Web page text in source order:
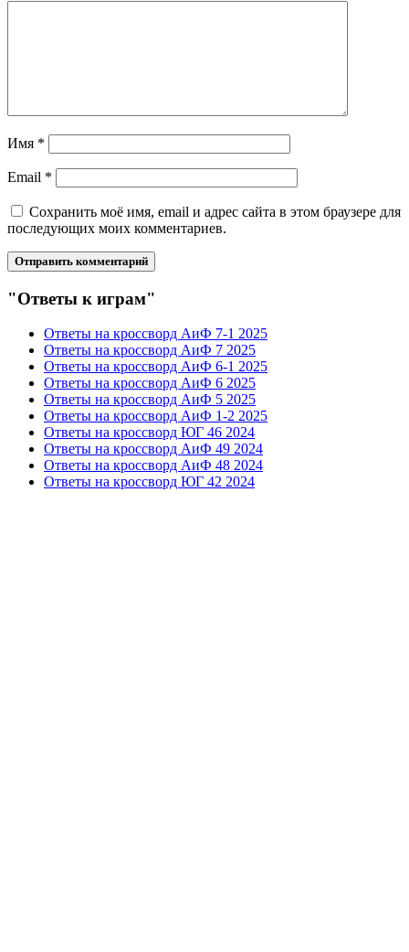
Имя *
Email *
Сохранить моё имя, email и адрес сайта в этом браузере для
последующих моих комментариев.
"Ответы к играм"
Ответы на кроссворд АиФ 7-1 2025
Ответы на кроссворд АиФ 7 2025
Ответы на кроссворд АиФ 6-1 2025
Ответы на кроссворд АиФ 6 2025
Ответы на кроссворд АиФ 5 2025
Ответы на кроссворд АиФ 1-2 2025
Ответы на кроссворд ЮГ 46 2024
Ответы на кроссворд АиФ 49 2024
Ответы на кроссворд АиФ 48 2024
Ответы на кроссворд ЮГ 42 2024